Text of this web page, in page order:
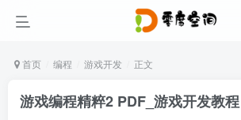
首页 编程 游戏开发 正文
游戏编程精粹2 PDF_游戏开发教程